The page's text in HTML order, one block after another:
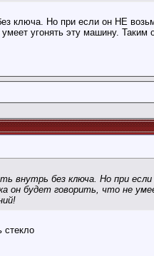
ключа. Но при если он НЕ
угонять эту машину. Таким
внутрь без ключа. Но при
он будет говорить, что не
стекло